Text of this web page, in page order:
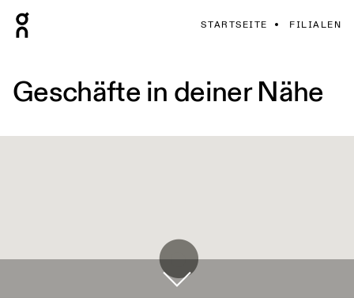
STARTSEITE FILIALEN
Geschäfte in deiner Nähe